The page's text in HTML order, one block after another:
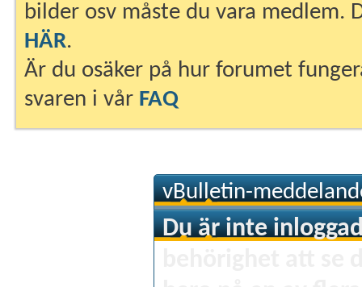
bilder osv måste du vara medlem.
HÄR.
Är du osäker på hur forumet
svaren i vår FAQ
vBulletin-
Du är inte